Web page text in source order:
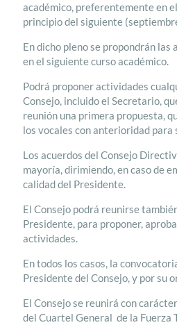
académico, preferentemente en
principio del siguiente
En dicho pleno se propondrán
en el siguiente curso académico.
Podrá proponer actividades
Consejo, incluido el Secretario,
reunión una primera propuesta,
los vocales con anterioridad para
Los acuerdos del Consejo
mayoría, dirimiendo, en caso de
calidad del Presidente.
El Consejo podrá reunirse
Presidente, para proponer,
actividades.
En todos los casos, la
Presidente del Consejo, y por su
El Consejo se reunirá con
del Cuartel General de la Fuerza